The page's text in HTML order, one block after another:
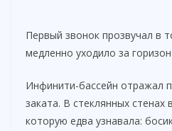
Первый звонок прозвучал в
медленно уходило за
Инфинити-бассейн отражал
заката. В стеклянных
которую едва узнавала: